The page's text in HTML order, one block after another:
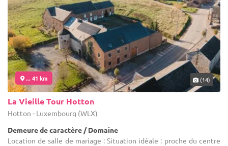
... 41 km (14)
La Vieille Tour Hotton
Hotton - Luxembourg (WLX)
Demeure de caractère / Domaine
Location de salle de mariage : Situation idéale : proche du centre